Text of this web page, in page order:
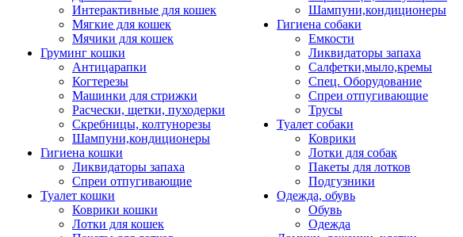
Интерактивные для кошек
Мягкие для кошек
Мячики для кошек
Груминг кошки
Антицарапки
Когтерезы
Машинки для стрижки
Расчески, щетки, пуходерки
Скребницы, колтунорезы
Шампуни,кондиционеры
Гигиена кошки
Ликвидаторы запаха
Спреи отпугивающие
Туалет кошки
Коврики кошки
Лотки для кошек
Шампуни,кондиционеры
Гигиена собаки
Емкости
Ликвидаторы запаха
Салфетки,мыло,кремы
Спец. Оборудование
Спреи отпугивающие
Трусы
Туалет собаки
Коврики
Лотки для собак
Пакеты для лотков
Подгузники
Одежда, обувь
Обувь
Одежда